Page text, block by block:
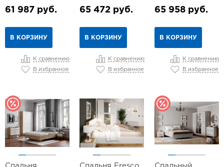
61 987 руб.
В КОРЗИНУ
К сравнению
В избранное
65 472 руб.
В КОРЗИНУ
К сравнению
В избранное
65 958 руб.
В КОРЗИНУ
К сравнению
В избранное
Спальня Спальня Fresco Спальный